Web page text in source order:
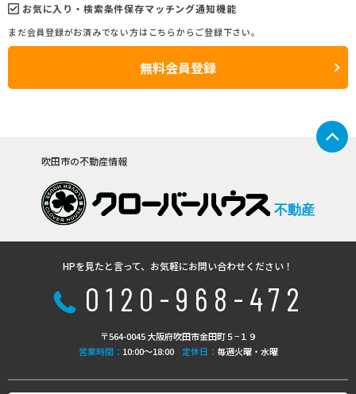
お気に入り・検索条件保存マッチング通知機能
まだ会員登録がお済みでない方はこちらからご登録下さい。
無料会員登録
吹田市の不動産情報
不動産
HPを見たと言って、お気軽にお問い合わせください！
0120-968-472
〒564-0045 大阪府吹田市金田町５−１９
営業時間： 10:00〜18:00 定休日： 毎週火曜・水曜